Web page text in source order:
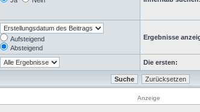
Aufsteigend
Absteigend
Ergebnisse
Die ersten:
Anzeige